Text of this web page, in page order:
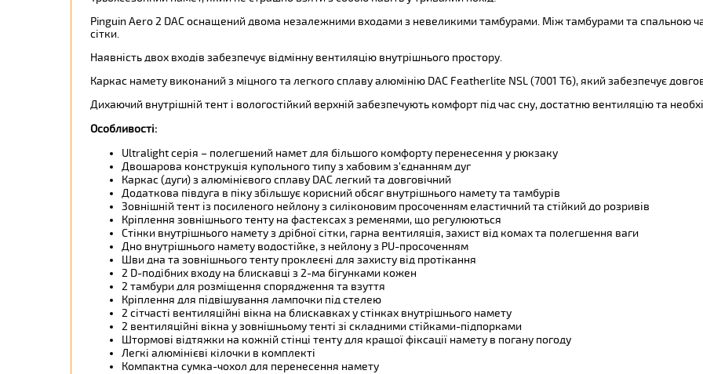
Pinguin Aero 2 DAC оснащений двома незалежними входами з невеликими тамбурами. Між тамбурами та спальною
сітки.
Наявність двох входів забезпечує відмінну вентиляцію внутрішнього простору.
Каркас намету виконаний з міцного та легкого сплаву алюмінію DAC Featherlite NSL (7001 T6), який забезпечує
Дихаючий внутрішній тент і вологостійкий верхній забезпечують комфорт під час сну, достатню вентиляцію та
Особливості:
Ultralight серія – полегшений намет для більшого комфорту перенесення у рюкзаку
Двошарова конструкція купольного типу з хабовим з'єднанням дуг
Каркас (дуги) з алюмінієвого сплаву DAC легкий та довговічний
Додаткова півдуга в піку збільшує корисний обсяг внутрішнього намету та тамбурів
Зовнішній тент із посиленого нейлону з силіконовим просоченням еластичний та стійкий до розривів
Кріплення зовнішнього тенту на фастексах з ременями, що регулюються
Стінки внутрішнього намету з дрібної сітки, гарна вентиляція, захист від комах та полегшення ваги
Дно внутрішнього намету водостійке, з нейлону з PU-просоченням
Шви дна та зовнішнього тенту проклеєні для захисту від протікання
2 D-подібних входу на блискавці з 2-ма бігунками кожен
2 тамбури для розміщення спорядження та взуття
Кріплення для підвішування лампочки під стелею
2 сітчасті вентиляційні вікна на блискавках у стінках внутрішнього намету
2 вентиляційні вікна у зовнішньому тенті зі складними стійками-підпорками
Штормові відтяжки на кожній стінці тенту для кращої фіксації намету в погану погоду
Легкі алюмінієві кілочки в комплекті
Компактна сумка-чохол для перенесення намету